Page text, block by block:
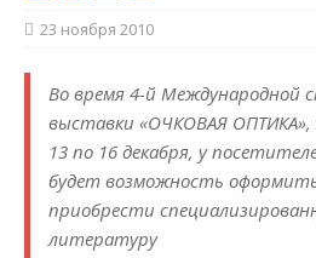
23 ноября 2010
Во время 4-й Международной
выставки «ОЧКОВАЯ
13 по 16 декабря, у
будет возможность
приобрести
литературу